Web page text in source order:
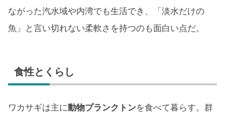
ながった汽水域や内湾でも生活でき、「淡水だけの
魚」と言い切れない柔軟さを持つのも面白い点だ。
食性とくらし
ワカサギは主に動物プランクトンを食べて暮らす。群